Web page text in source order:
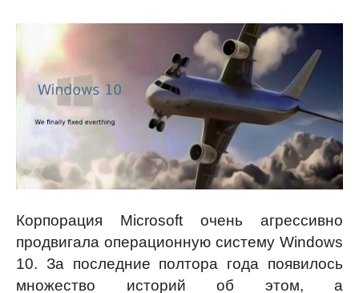
Корпорация Microsoft очень агрессивно
продвигала операционную систему Windows
10. За последние полтора года появилось
множество историй об этом, а